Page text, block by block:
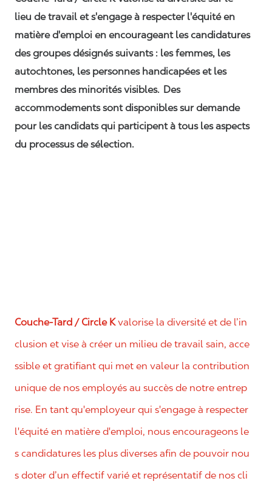
lieu de travail et s'engage à respecter l'équité en
matière d'emploi en encourageant les candidatures
des groupes désignés suivants : les femmes, les
autochtones, les personnes handicapées et les
membres des minorités visibles. Des
accommodements sont disponibles sur demande
pour les candidats qui participent à tous les aspects
du processus de sélection.
Couche-Tard / Circle Kvalorise la diversité et de l’in
clusion et vise à créer un milieu de travail sain, acce
ssible et gratifiant qui met en valeur la contribution
unique de nos employés au succès de notre entrep
rise. En tant qu'employeur qui s'engage à respecter
l'équité en matière d'emploi, nous encourageons le
s candidatures les plus diverses afin de pouvoir nou
s doter d’un effectif varié et représentatif de nos cli